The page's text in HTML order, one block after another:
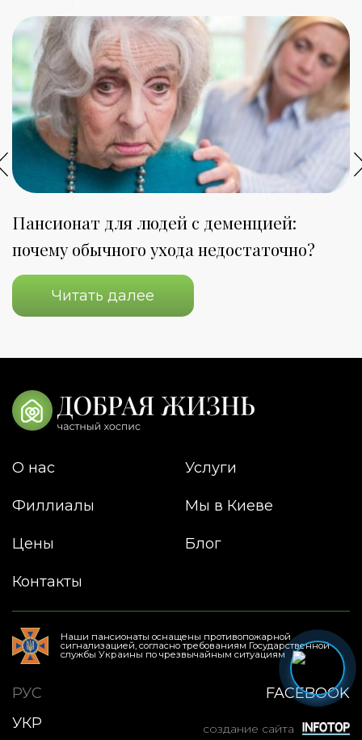
Пансионат для людей с деменцией:
почему обычного ухода недостаточно?
Читать далее
О нас Услуги
Филлиалы Мы в Киеве
Цены Блог
Контакты
Наши пансионаты оснащены противопожарной
сигнализацией, согласно требованиям Государственной
службы Украины по чрезвычайным ситуациям
РУС
УКР
FACEBOOK
создание сайта